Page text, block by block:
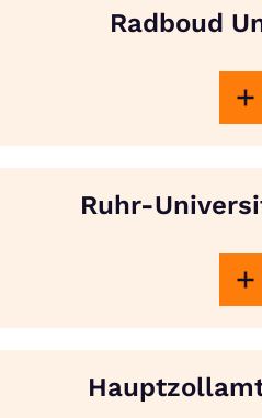
Radboud
Ruhr-